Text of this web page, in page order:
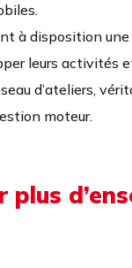
à disposition
leurs activités
d’ateliers,
moteur.
plus